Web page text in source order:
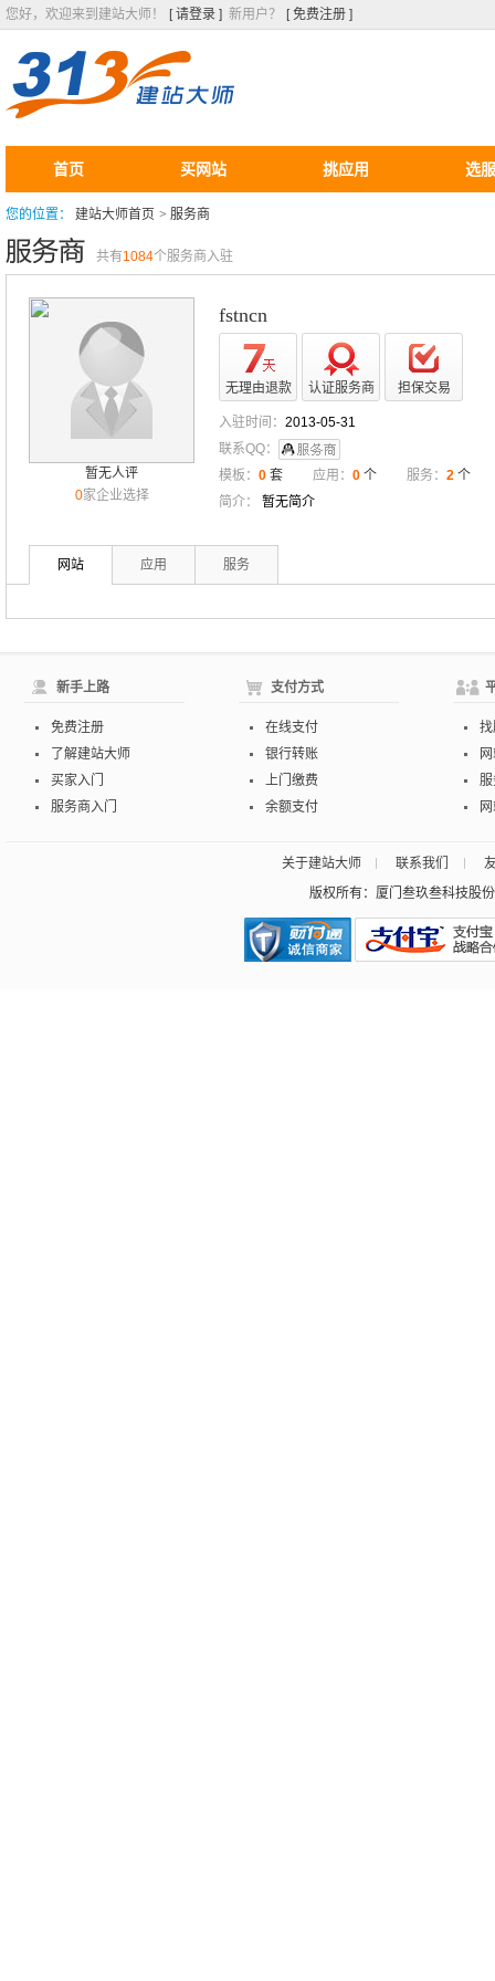
您好，欢迎来到建站大师！ [ 请登录 ] 新用户？ [ 免费注册 ]
首页 买网站 挑应用 选
您的位置： 建站大师首页 > 服务商
共有1084个服务商入驻
暂无人评
0家企业选择
fstncn
无理由退款 认证服务商 担保交易
入驻时间： 2013-05-31
联系QQ：
模板： 0 套 应用： 0 个 服务： 2 个
简介：
暂无简介
网站 应用 服务
新手上路
免费注册
了解建站大师
买家入门
服务商入门
支付方式
在线支付
银行转账
上门缴费
余额支付
关于建站大师 联系我们
版权所有：厦门叁玖叁科技股